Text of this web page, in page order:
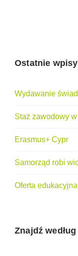
Ostatnie wpisy
Wydawanie
Staż zawodowy
Erasmus+ Cypr
Samorząd robi
Oferta
Znajdź